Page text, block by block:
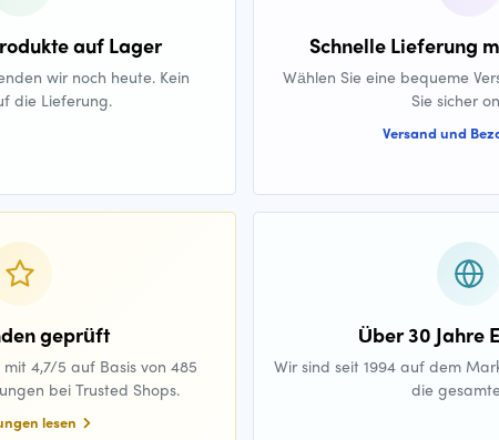
auf Lager
wir noch heute. Kein
die Lieferung.
Schnelle Lieferung
Wählen Sie eine bequeme
Sie sicher
Versand und
geprüft
4,7/5 auf Basis von 485
bei Trusted Shops.
lesen
Über 30 Jahre
Wir sind seit 1994 auf dem
die